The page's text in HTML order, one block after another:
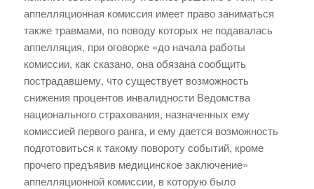
аппелляционная комиссия имеет право заниматься
также травмами, по поводу которых не подавалась
аппелляция, при оговорке «до начала работы
комиссии, как сказано, она обязана сообщить
пострадавшему, что существует возможность
снижения процентов инвалидности Ведомства
национального страхования, назначенных ему
комиссией первого ранга, и ему дается возможность
подготовиться к такому повороту событий, кроме
прочего предъявив медицинское заключение»
аппелляционной комиссии, в которую было